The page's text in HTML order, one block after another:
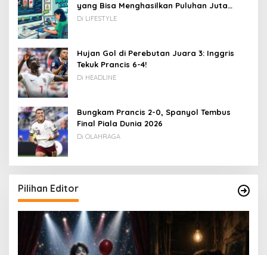
yang Bisa Menghasilkan Puluhan Juta
Rupiah
Di LIFESTYLE
Hujan Gol di Perebutan Juara 3: Inggris
Tekuk Prancis 6-4!
Di HEADLINE
Bungkam Prancis 2-0, Spanyol Tembus
Final Piala Dunia 2026
Di OLAHRAGA
Pilihan Editor